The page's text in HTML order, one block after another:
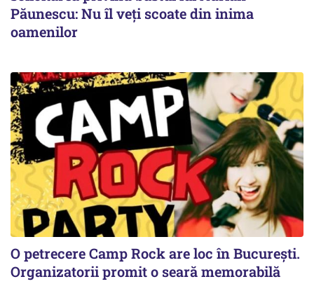
Păunescu: Nu îl veți scoate din inima
oamenilor
O petrecere Camp Rock are loc în București.
Organizatorii promit o seară memorabilă